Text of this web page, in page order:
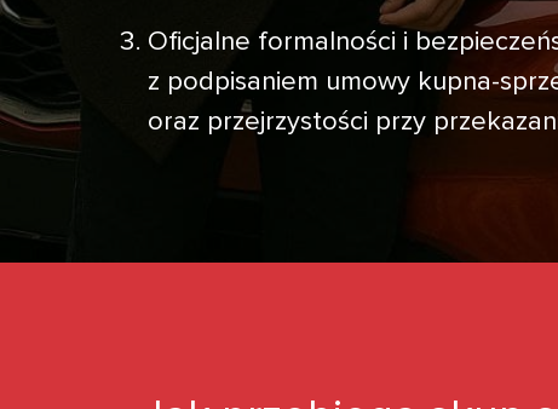
Oficjalne formalności i
z podpisaniem umowy kupna-
oraz przejrzystości przy